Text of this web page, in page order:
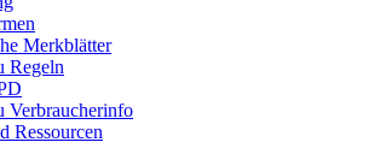
Merkblätter
Regeln
Verbraucherinfo
Ressourcen